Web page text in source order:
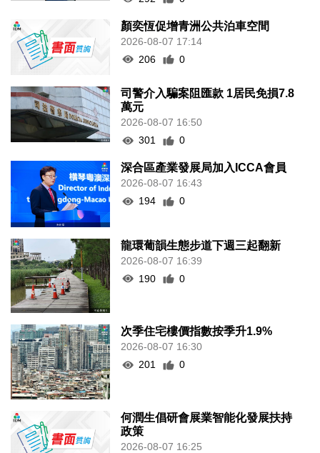
顏奕恆促增青洲公共泊車空間
2026-08-07 17:14
206
0
司警介入騙案阻匯款 1居民免損7.8
萬元
2026-08-07 16:50
301
0
深合區產業發展局加入ICCA會員
2026-08-07 16:43
194
0
龍環葡韻生態步道下週三起翻新
2026-08-07 16:39
190
0
次季住宅樓價指數按季升1.9%
2026-08-07 16:30
201
0
何潤生倡研會展業智能化發展扶持
政策
2026-08-07 16:25